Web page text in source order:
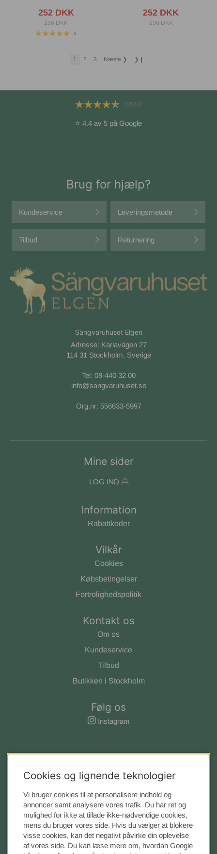
252 DKK
296 DKK
1
252 DKK
296 DKK
1 2 3 Næste ❯ ❯❙
(9533)
⭐ 4.4 av 5 på Google
Brug for hjælp?
Kundeservice Leveringsmetode
Tilbud Returnering
Sängvaruhuset Elgen
Adresse: Karlavägen 27
114 31 Stockholm, Sverige
Tel: 08-440 32 00
info@sangvaruhuset.se
Org.nr: 556633-5997
Mine sider
LOG IND
Information
Rabattkoder
Vilkår
Cookies
Købsbetingelser
Fortrolighedspolitik
Kontakt os
Om os
Kundeservice
Tilbud
Butikken i Stockholm
Følg os
Instagram
Cookies og lignende teknologier
Vi bruger cookies til at personalisere indhold og
annoncer samt analysere vores trafik. Du har ret og
mulighed for ikke at tillade ikke-nødvendige cookies,
mens du bruger vores side. Hvis du vælger at blokere
visse cookies, kan det negativt påvirke din oplevelse
af vores side. Du kan læse mere om, hvordan Google